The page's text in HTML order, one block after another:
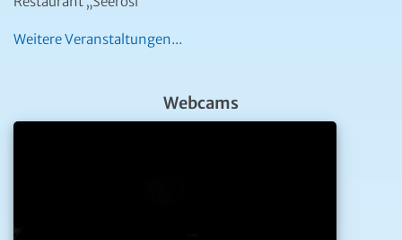
Weitere Veranstaltungen...
Webcams